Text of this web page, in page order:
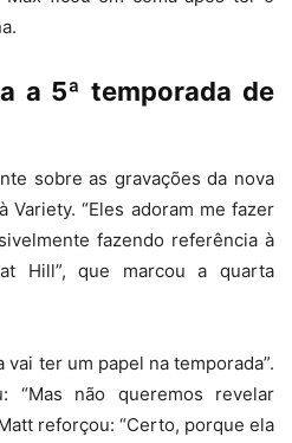
a 5ª temporada de
sobre as gravações da nova
Variety. “Eles adoram me fazer
fazendo referência à
Hill”, que marcou a quarta
vai ter um papel na temporada”.
“Mas não queremos revelar
reforçou: “Certo, porque ela